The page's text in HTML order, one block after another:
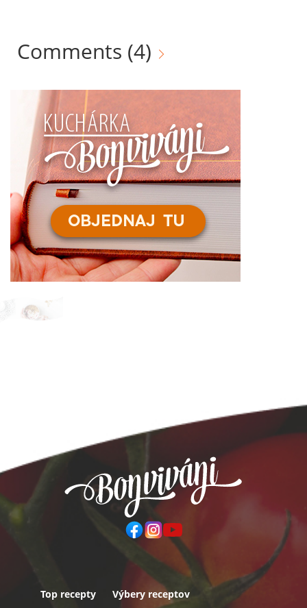
Comments (4)
Top recepty Výbery receptov